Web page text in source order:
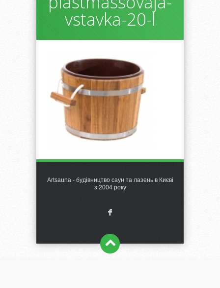
vstavka-20-l
Artsauna - будівництво саун та лазень в Києві
з 2004 року
F